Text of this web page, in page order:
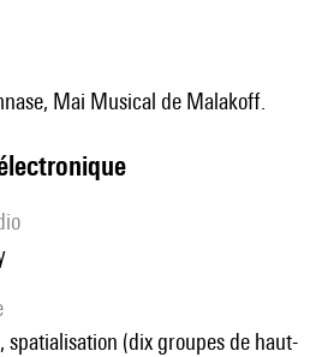
Mai Musical de Malakoff.